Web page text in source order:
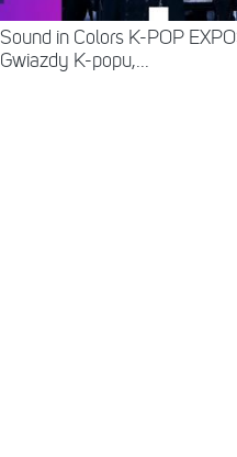
Sound in Colors K-POP
Gwiazdy K-popu,...